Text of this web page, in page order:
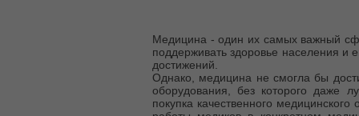
Медицина - один их самых важный
поддерживать здоровье населения и
достижений.
Однако, медицина не смогла бы
оборудования, без которого даже
покупка качественного